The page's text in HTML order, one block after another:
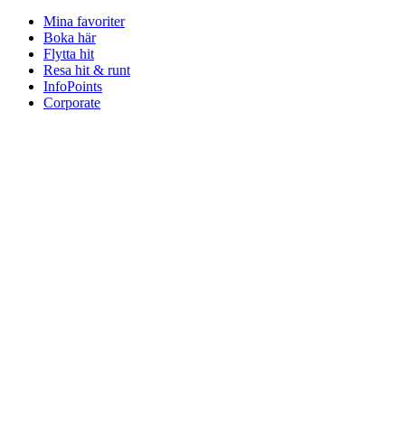
Mina favoriter
Boka här
Flytta hit
Resa hit & runt
InfoPoints
Corporate